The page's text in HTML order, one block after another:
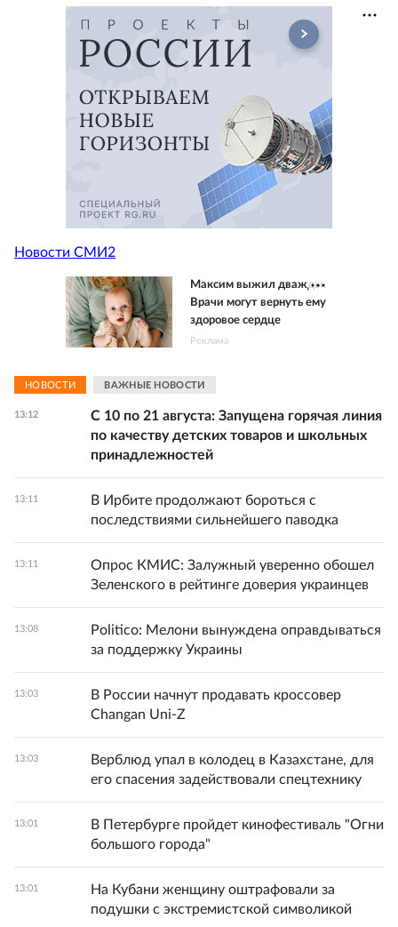
Новости СМИ2
Максим выжил дважды.
Врачи могут вернуть ему
здоровое сердце
Реклама
НОВОСТИ ВАЖНЫЕ НОВОСТИ
13:12
С 10 по 21 августа: Запущена горячая линия
по качеству детских товаров и школьных
принадлежностей
13:11
В Ирбите продолжают бороться с
последствиями сильнейшего паводка
13:11
Опрос КМИС: Залужный уверенно обошел
Зеленского в рейтинге доверия украинцев
13:08
Politico: Мелони вынуждена оправдываться
за поддержку Украины
13:03
В России начнут продавать кроссовер
Changan Uni-Z
13:03
Верблюд упал в колодец в Казахстане, для
его спасения задействовали спецтехнику
13:01
В Петербурге пройдет кинофестиваль "Огни
большого города"
13:01
На Кубани женщину оштрафовали за
подушки с экстремистской символикой